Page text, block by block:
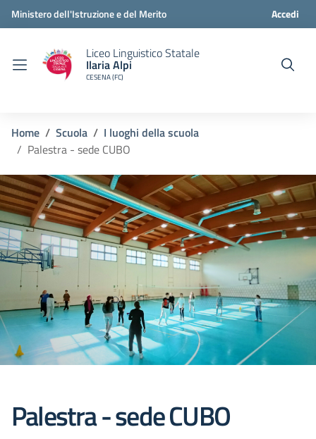
Ministero dell'Istruzione e del Merito Accedi
Liceo Linguistico Statale
Ilaria Alpi
CESENA (FC)
Home Scuola
I luoghi della scuola
Palestra - sede CUBO
Palestra - sede CUBO